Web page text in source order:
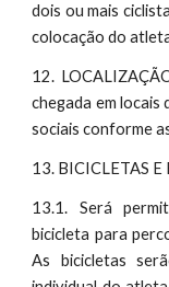
dois ou mais
colocação do
12.
chegada em locais
sociais conforme
13. BICICLETAS
13.1. Será
bicicleta para
As bicicletas